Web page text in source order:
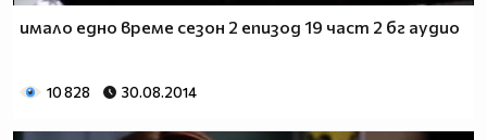
имало едно време сезон 2 епизод 19 част 2 бг аудио
10 828 30.08.2014